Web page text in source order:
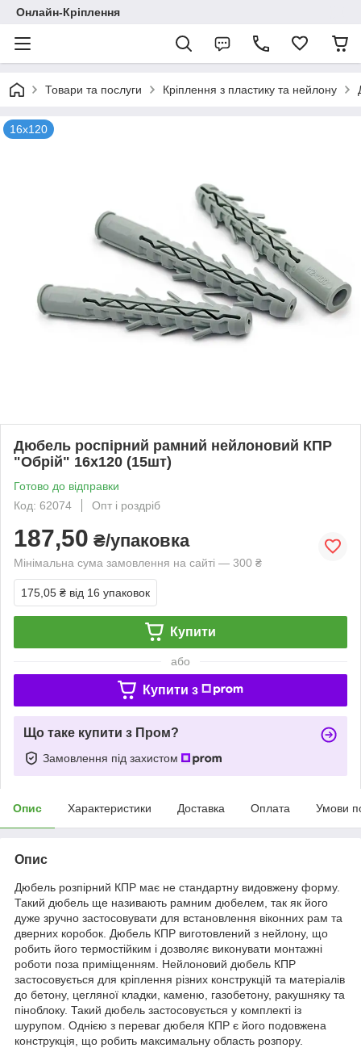
Онлайн-Кріплення
Товари та послуги Кріплення з пластику та нейлону
16х120
Дюбель роспірний рамний нейлоновий КПР
"Обрій" 16х120 (15шт)
Готово до відправки
Код: 62074
Опт і роздріб
187,50 ₴/упаковка
Мінімальна сума замовлення на сайті — 300 ₴
175,05 ₴ від 16 упаковок
Купити
або
Купити з
Що таке купити з Пром?
Замовлення під захистом
Опис Характеристики Доставка Оплата Умови
Опис
Дюбель розпірний КПР має не стандартну видовжену форму.
Такий дюбель ще називають рамним дюбелем, так як його
дуже зручно застосовувати для встановлення віконних рам та
дверних коробок. Дюбель КПР виготовлений з нейлону, що
робить його термостійким і дозволяє виконувати монтажні
роботи поза приміщенням. Нейлоновий дюбель КПР
застосовується для кріплення різних конструкцій та матеріалів
до бетону, цегляної кладки, каменю, газобетону, ракушняку та
піноблоку. Такий дюбель застосовується у комплекті із
шурупом. Однією з переваг дюбеля КПР є його подовжена
конструкція, що робить максимальну область розпору.